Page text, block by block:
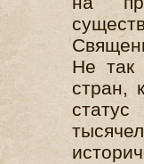
Не так
стран,